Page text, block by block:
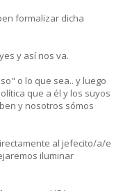
formalizar dicha
y así nos va.
o lo que sea.. y luego
que a él y los suyos
y nosotros sómos
al jefecito/a/e
iluminar